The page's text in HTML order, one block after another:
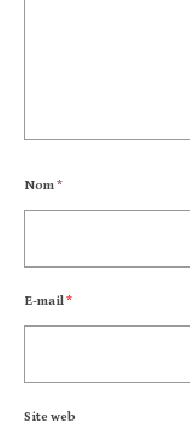
Nom*
E-mail*
Site web